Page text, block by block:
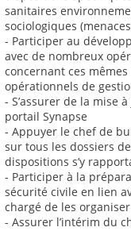
sanitaires
sociologiques
- Participer au
avec de nombreux
concernant ces
opérationnels de
- S’assurer de la mise
portail Synapse
- Appuyer le chef de
sur tous les dossiers
dispositions s’y
- Participer à la
sécurité civile en lien
chargé de les organiser
- Assurer l’intérim du